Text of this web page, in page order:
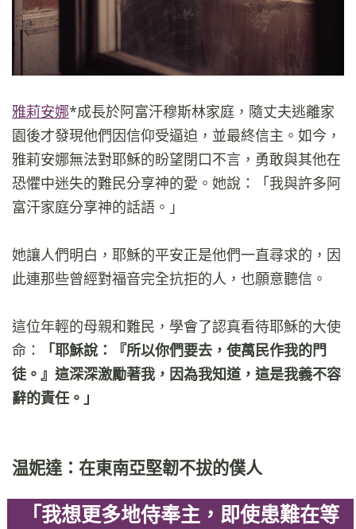
雅莉安娜*成長於阿富汗穆斯林家庭，隨丈夫逃離家
園後才發現他們因信仰受逼迫，並最終信主。如今，
雅莉安娜無法對耶穌的盼望閉口不言，勇敢與其他在
恐懼中迷失的難民分享神的愛。她說：「我與許多阿
富汗家庭分享神的話語。」
她讓人們明白，耶穌的平安正是他們一直尋求的，因
此連那些曾經對福音完全抗拒的人，也願意聽信。
這位年輕的母親和難民，學會了認真看待耶穌的大使
命：
「耶穌說：『所以你們要去，使萬民作我的門
徒。』這深深激勵著我，因為我知道，這是我義不容
辭的責任。」
温妮達：在東南亞堅韌不拔的僕人
「我想更多地侍奉主，即使患難在等